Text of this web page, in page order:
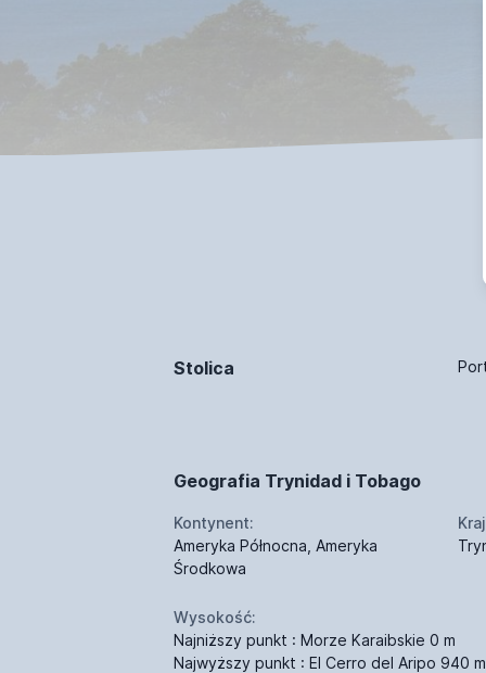
Stolica
Geografia Trynidad i Tobago
Kontynent:
Ameryka Północna, Ameryka
Środkowa
Wysokość:
Najniższy punkt : Morze Karaibskie 0 m
Najwyższy punkt : El Cerro del Aripo 940 m